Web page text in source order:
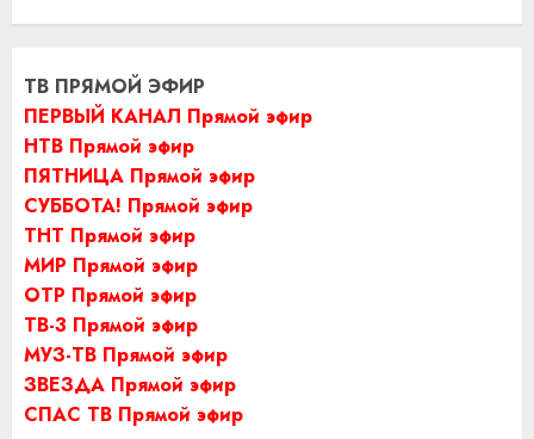
ТВ ПРЯМОЙ ЭФИР
ПЕРВЫЙ КАНАЛ Прямой эфир
НТВ Прямой эфир
ПЯТНИЦА Прямой эфир
СУББОТА! Прямой эфир
ТНТ Прямой эфир
МИР Прямой эфир
ОТР Прямой эфир
ТВ-3 Прямой эфир
МУЗ-ТВ Прямой эфир
ЗВЕЗДА Прямой эфир
СПАС ТВ Прямой эфир